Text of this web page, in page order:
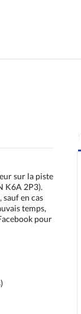
sur la piste
K6A 2P3).
sauf en cas
temps,
pour